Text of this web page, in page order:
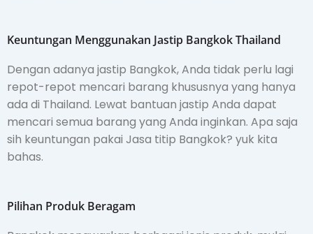
Keuntungan Menggunakan Jastip Bangkok Thailand
Dengan adanya jastip Bangkok, Anda tidak perlu lagi
repot-repot mencari barang khususnya yang hanya
ada di Thailand. Lewat bantuan jastip Anda dapat
mencari semua barang yang Anda inginkan. Apa saja
sih keuntungan pakai Jasa titip Bangkok? yuk kita
bahas.
Pilihan Produk Beragam